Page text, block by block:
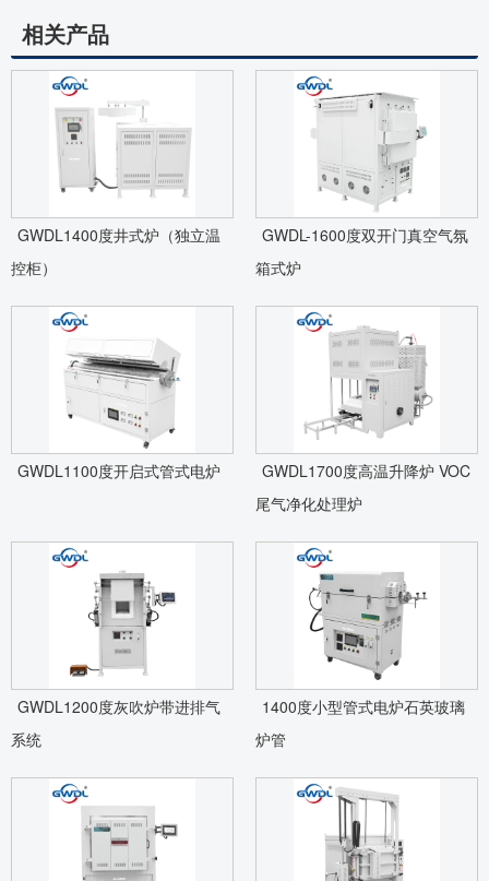
相关产品
GWDL1400度井式炉（独立温
控柜）
GWDL-1600度双开门真空气氛
箱式炉
GWDL1100度开启式管式电炉
GWDL1700度高温升降炉 VOC
尾气净化处理炉
GWDL1200度灰吹炉带进排气
系统
1400度小型管式电炉石英玻璃
炉管